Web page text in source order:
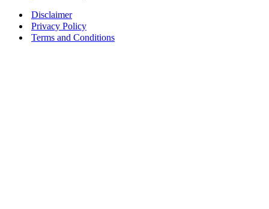
Disclaimer
Privacy Policy
Terms and Conditions